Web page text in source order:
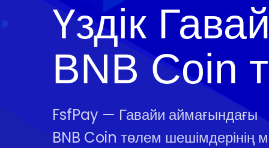
Үздік
BNB Coin
FsfPay — Гавайи аймағындағы
BNB Coin төлем шешімдерінің